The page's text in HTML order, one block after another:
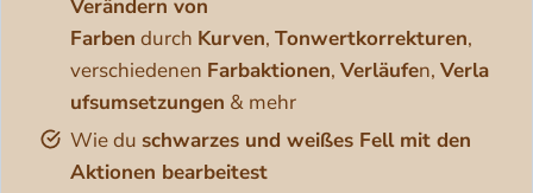
Verändern von
Farben durch Kurven, Tonwertkorrekturen,
verschiedenen Farbaktionen, Verläufen, Verla
ufsumsetzungen & mehr
Wie du schwarzes und weißes Fell mit den
Aktionen bearbeitest